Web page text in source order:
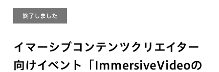
終了しました
イマーシブコンテンツクリエイター
向けイベント「ImmersiveVideoの